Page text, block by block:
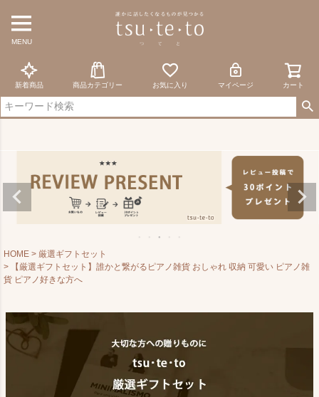
MENU
新着商品 商品カテゴリー お気に入り マイページ カート
HOME
厳選ギフトセット
【厳選ギフトセット】誰かと繋がるピアノ雑貨 おしゃれ 収納 可愛い ピアノ雑
貨 ピアノ好きな方へ